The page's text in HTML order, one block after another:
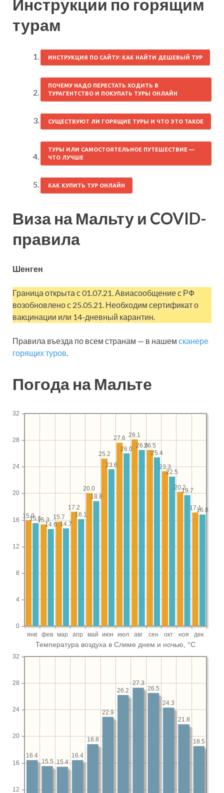
Инструкции по горящим
турам
ИНСТРУКЦИЯ ПО САЙТУ: КАК НАЙТИ ДЕШЕВЫЙ ТУР
ПОЧЕМУ НАДО ПЕРЕСТАТЬ ХОДИТЬ В
ТУРАГЕНТСТВО И ПОКУПАТЬ ТУРЫ ОНЛАЙН
СУЩЕСТВУЮТ ЛИ ГОРЯЩИЕ ТУРЫ И ЧТО ЭТО ТАКОЕ
ТУРЫ ИЛИ САМОСТОЯТЕЛЬНОЕ ПУТЕШЕСТВИЕ —
ЧТО ЛУЧШЕ
КАК КУПИТЬ ТУР ОНЛАЙН
Виза на Мальту и COVID-
правила
Шенген
Граница открыта с 01.07.21. Авиасообщение с РФ
возобновлено с 25.05.21. Необходим сертификат о
вакцинации или 14-дневный карантин.
Правила въезда по всем странам — в нашем сканере
горящих туров.
Погода на Мальте